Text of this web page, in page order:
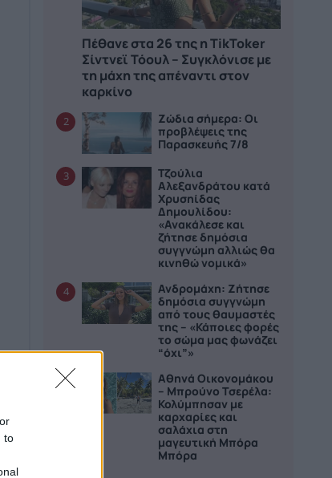
to
Πέθανε στα 26 της η TikToker
Σίντνεϊ Τόουλ – Συγκλόνισε με
τη μάχη της απέναντι στον
καρκίνο
2
Ζώδια σήμερα: Οι
προβλέψεις της
Παρασκευής 7/8
3
Τζούλια
Αλεξανδράτου κατά
Χρυσηίδας
Δημουλίδου:
«Ανακάλεσε και
ζήτησε δημόσια
συγγνώμη αλλιώς θα
κινηθώ νομικά»
4
Ανδρομάχη: Ζήτησε
δημόσια συγγνώμη
από τους θαυμαστές
της – «Κάποιες φορές
το σώμα μας φωνάζει
“όχι”»
5
Αθηνά Οικονομάκου
– Μπρούνο Τσερέλα:
Κολύμπησαν με
καρχαρίες και
σαλάχια στη
μαγευτική Μπόρα
Μπόρα